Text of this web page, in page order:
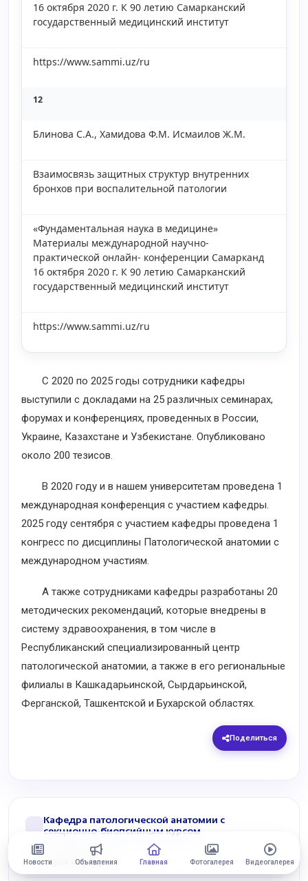
16 октября 2020 г. К 90 летию Самарканский
государственный медицинский институт
https://www.sammi.uz/ru
12
Блинова С.А., Хамидова Ф.М. Исмаилов Ж.М.
Взаимосвязь защитных структур внутренних
бронхов при воспалительной патологии
«Фундаментальная наука в медицине»
Материалы международной научно-
практической онлайн- конференции Самарканд
16 октября 2020 г. К 90 летию Самарканский
государственный медицинский институт
https://www.sammi.uz/ru
С 2020 по 2025 годы сотрудники кафедры
выступили с докладами на 25 различных семинарах,
форумах и конференциях, проведенных в России,
Украине, Казахстане и Узбекистане. Опубликовано
около 200 тезисов.
В 2020 году и в нашем университетам проведена 1
международная конференция с участием кафедры.
2025 году сентября с участием кафедры проведена 1
конгресс по дисциплины Патологической анатомии с
международном участиям.
А также сотрудниками кафедры разработаны 20
методических рекомендаций, которые внедрены в
систему здравоохранения, в том числе в
Республиканский специализированный центр
патологической анатомии, а также в его региональные
филиалы в Кашкадарьинской, Сырдарьинской,
Ферганской, Ташкентской и Бухарской областях.
Поделиться
Кафедра патологической анатомии с
секционно-биопсийным курсом
История кафедры
Новости Объявления Главная Фотогалерея Видеогалерея